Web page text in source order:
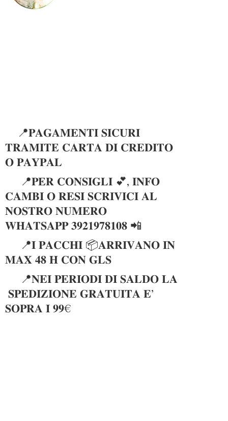
📍𝐏𝐀𝐆𝐀𝐌𝐄𝐍𝐓𝐈 𝐒𝐈𝐂𝐔𝐑𝐈
𝐓𝐑𝐀𝐌𝐈𝐓𝐄 𝐂𝐀𝐑𝐓𝐀 𝐃𝐈 𝐂𝐑𝐄𝐃𝐈𝐓𝐎
𝐎 𝐏𝐀𝐘𝐏𝐀𝐋
📍𝐏𝐄𝐑 𝐂𝐎𝐍𝐒𝐈𝐆𝐋𝐈 💕, 𝐈𝐍𝐅𝐎
𝐂𝐀𝐌𝐁𝐈 𝐎 𝐑𝐄𝐒𝐈 𝐒𝐂𝐑𝐈𝐕𝐈𝐂𝐈 𝐀𝐋
𝐍𝐎𝐒𝐓𝐑𝐎 𝐍𝐔𝐌𝐄𝐑𝐎
𝐖𝐇𝐀𝐓𝐒𝐀𝐏𝐏 𝟑𝟗𝟐𝟏𝟗𝟕𝟖𝟏𝟎𝟖 📲
📍𝐈 𝐏𝐀𝐂𝐂𝐇𝐈 📦𝐀𝐑𝐑𝐈𝐕𝐀𝐍𝐎 𝐈𝐍
𝐌𝐀𝐗 𝟒𝟖 𝐇 𝐂𝐎𝐍 𝐆𝐋𝐒
📍𝐍𝐄𝐈 𝐏𝐄𝐑𝐈𝐎𝐃𝐈 𝐃𝐈 𝐒𝐀𝐋𝐃𝐎 𝐋𝐀
𝐒𝐏𝐄𝐃𝐈𝐙𝐈𝐎𝐍𝐄 𝐆𝐑𝐀𝐓𝐔𝐈𝐓𝐀 𝐄’
𝐒𝐎𝐏𝐑𝐀 𝐈 𝟗𝟗€